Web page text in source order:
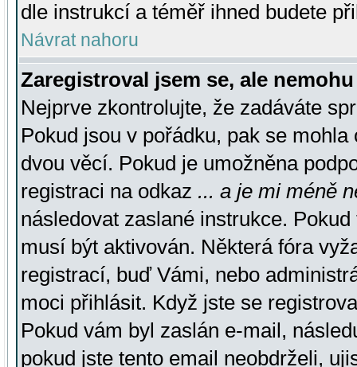
dle instrukcí a téměř ihned budete
Návrat nahoru
Zaregistroval jsem se, ale
Nejprve zkontrolujte, že zadáváte
Pokud jsou v pořádku, pak se
dvou věcí. Pokud je umožněna
registraci na odkaz ... a je mi méně
následovat zaslané instrukce.
musí být aktivován. Některá fóra
registrací, buď Vámi, nebo
moci přihlásit. Když jste se
Pokud vám byl zaslán e-mail,
pokud jste tento email neobdrželi,